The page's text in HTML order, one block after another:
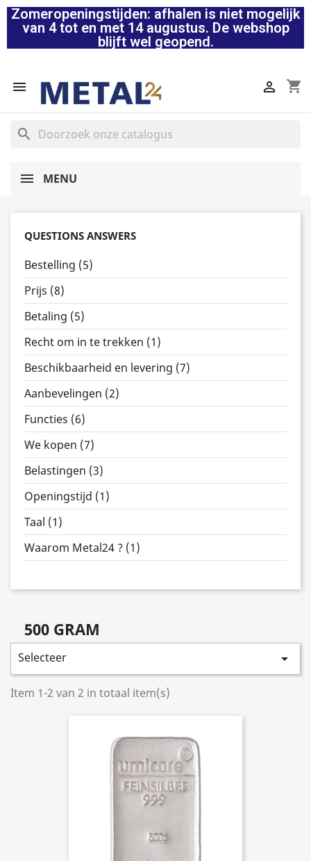
Zomeropeningstijden: afhalen is niet mogelijk
van 4 tot en met 14 augustus. De webshop
blijft wel geopend.
 shopping_cart

search
MENU
QUESTIONS ANSWERS
Bestelling (5)
Prijs (8)
Betaling (5)
Recht om in te trekken (1)
Beschikbaarheid en levering (7)
Aanbevelingen (2)
Functies (6)
We kopen (7)
Belastingen (3)
Openingstijd (1)
Taal (1)
Waarom Metal24 ? (1)
500 GRAM
Selecteer 
Item 1-2 van 2 in totaal item(s)